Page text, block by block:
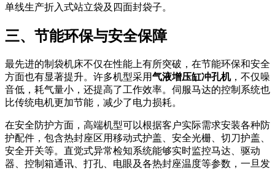
单线生产折入式站立袋及四面封袋子。
三、节能环保与安全保障
最先进的制袋机床不仅在性能上有所突破，在节能环保和安全
方面也有显著提升。许多机型采用气液增压缸冲孔机，不仅噪
音低，耗气量小，还提高了工作效率。伺服马达的控制系统也
比传统电机更加节能，减少了电力损耗。
在安全防护方面，高端机型可以根据客户实际需求安装各种防
护配件，包含热封座区用移动式护盖、安全光栅、切刀护盖、
安全开关等。直觉式异常检知系统能够实时监控马达、驱动
器、控制箱通讯、打孔、电眼及各热封座温度等参数，一旦发